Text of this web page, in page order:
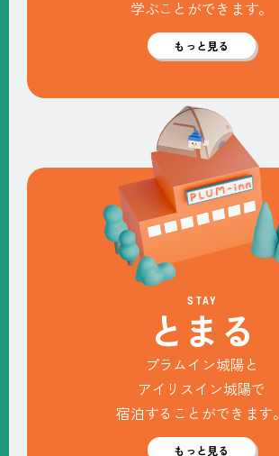
学ぶことができます。
もっと見る
STAY
と ま る
プラムイン城陽と
アイリスイン城陽で
宿泊することができます。
もっと見る